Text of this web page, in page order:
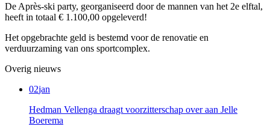
De Après-ski party, georganiseerd door de mannen van het 2e elftal,
heeft in totaal € 1.100,00 opgeleverd!
Het opgebrachte geld is bestemd voor de renovatie en
verduurzaming van ons sportcomplex.
Overig nieuws
02jan
Hedman Vellenga draagt voorzitterschap over aan Jelle
Boerema